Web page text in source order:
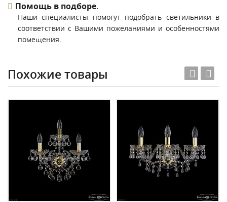
Помощь в подборе.
Наши специалисты помогут подобрать светильники в
соответствии с Вашими пожеланиями и особенностями
помещения.
Похожие товары